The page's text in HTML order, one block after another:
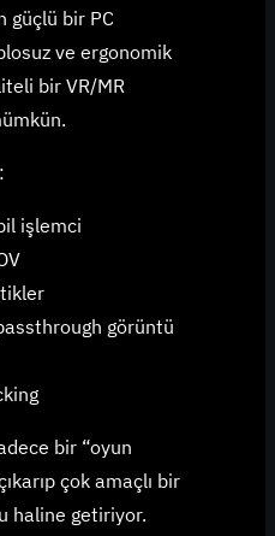
güçlü bir PC
ve ergonomik
bir VR/MR
işlemci
görüntü
bir “oyun
çok amaçlı bir
haline getiriyor.